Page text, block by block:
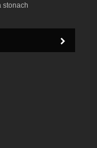
stonach